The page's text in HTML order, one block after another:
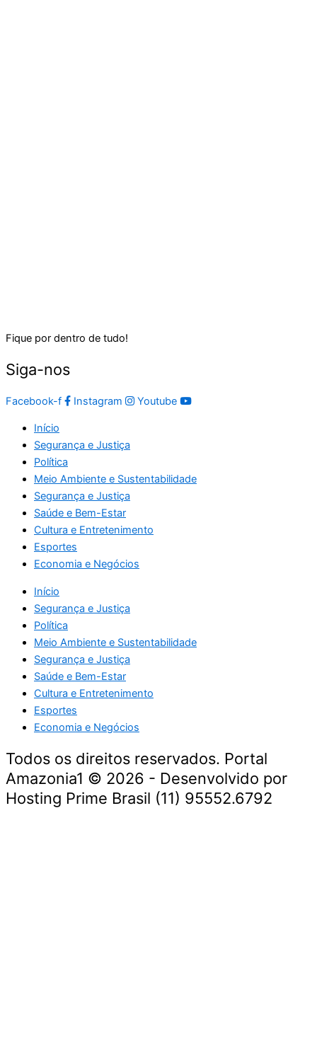
Fique por dentro de tudo!
Siga-nos
Facebook-f Instagram Youtube
Início
Segurança e Justiça
Política
Meio Ambiente e Sustentabilidade
Segurança e Justiça
Saúde e Bem-Estar
Cultura e Entretenimento
Esportes
Economia e Negócios
Início
Segurança e Justiça
Política
Meio Ambiente e Sustentabilidade
Segurança e Justiça
Saúde e Bem-Estar
Cultura e Entretenimento
Esportes
Economia e Negócios
Todos os direitos reservados. Portal
Amazonia1 © 2026 - Desenvolvido por
Hosting Prime Brasil (11) 95552.6792